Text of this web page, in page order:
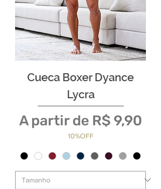
Cueca Boxer Dyance
Lycra
A partir de R$ 9,90
Preço promocional
10%OFF